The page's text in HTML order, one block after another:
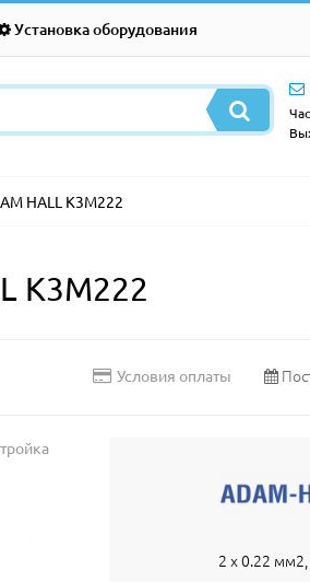
Установка оборудования
HALL K3M222
K3M222
Условия оплаты
2 х 0.22